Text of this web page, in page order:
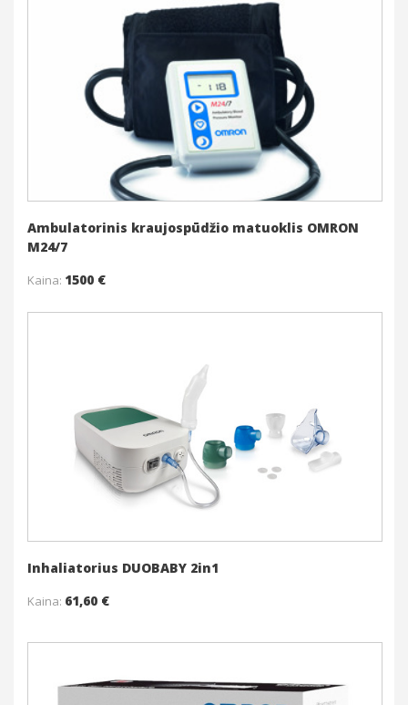
Į krepšelį
Daugiau
Ambulatorinis kraujospūdžio matuoklis OMRON
M24/7
Kaina: 1500 €
Į krepšelį
Daugiau
Inhaliatorius DUOBABY 2in1
Kaina: 61,60 €